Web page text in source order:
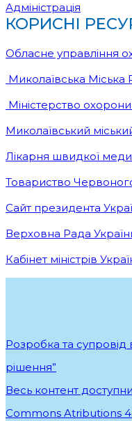
Адміністрація
КОРИСНІ
Обласне управління
Миколаївська Міська
Міністерство
Миколаївський
Лікарня швидкої
Товариство
Сайт президента
Верховна Рада
Кабінет міністрів
Розробка та супровід
рішення”.
Весь контент
Commons Atributions